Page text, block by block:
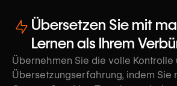
Übersetzen Sie mit
Lernen als Ihrem
Übernehmen Sie die volle Kontrolle
Übersetzungserfahrung, indem Sie